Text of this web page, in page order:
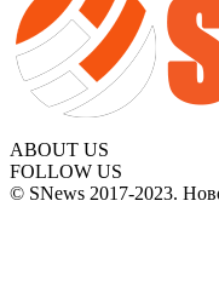
ABOUT US
FOLLOW US
© SNews 2017-2023.